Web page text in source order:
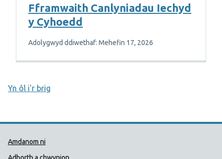
Fframwaith Canlyniadau Iechyd
y Cyhoedd
Adolygwyd ddiwethaf: Mehefin 17, 2026
Yn ôl i'r brig
Dolenni Cymorth Iechyd
Amdanom ni